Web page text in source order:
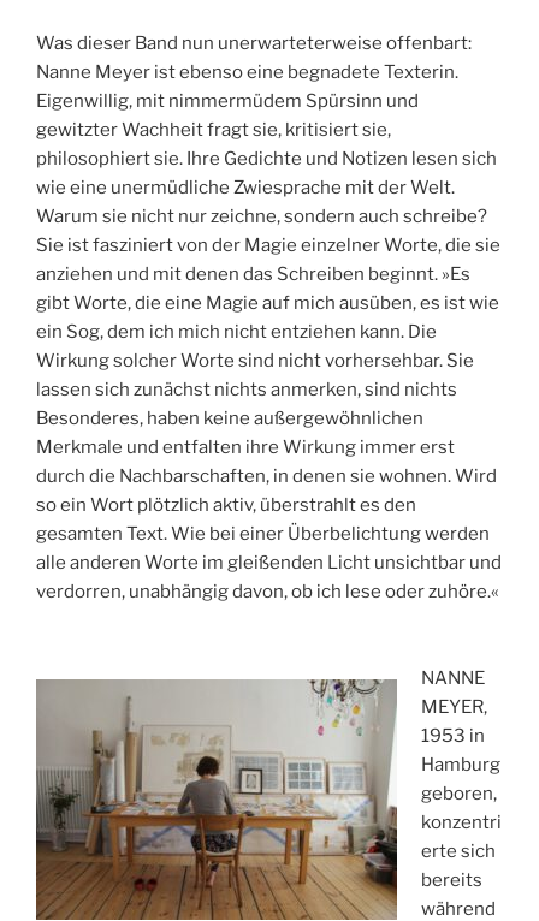
Was dieser Band nun unerwarteterweise offenbart:
Nanne Meyer ist ebenso eine begnadete Texterin.
Eigenwillig, mit nimmermüdem Spürsinn und
gewitzter Wachheit fragt sie, kritisiert sie,
philosophiert sie. Ihre Gedichte und Notizen lesen sich
wie eine unermüdliche Zwiesprache mit der Welt.
Warum sie nicht nur zeichne, sondern auch schreibe?
Sie ist fasziniert von der Magie einzelner Worte, die sie
anziehen und mit denen das Schreiben beginnt. »Es
gibt Worte, die eine Magie auf mich ausüben, es ist wie
ein Sog, dem ich mich nicht entziehen kann. Die
Wirkung solcher Worte sind nicht vorhersehbar. Sie
lassen sich zunächst nichts anmerken, sind nichts
Besonderes, haben keine außergewöhnlichen
Merkmale und entfalten ihre Wirkung immer erst
durch die Nachbarschaften, in denen sie wohnen. Wird
so ein Wort plötzlich aktiv, überstrahlt es den
gesamten Text. Wie bei einer Überbelichtung werden
alle anderen Worte im gleißenden Licht unsichtbar und
verdorren, unabhängig davon, ob ich lese oder zuhöre.«
NANNE
MEYER,
1953 in
Hamburg
geboren,
konzentri
erte sich
bereits
während